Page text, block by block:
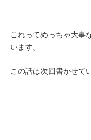
これってめっちゃ大事
います。
この話は次回書かせて